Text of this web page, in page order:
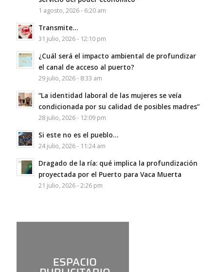
1 agosto, 2026 - 6:20 am
Transmite…
31 julio, 2026 - 12:10 pm
¿Cuál será el impacto ambiental de profundizar
el canal de acceso al puerto?
29 julio, 2026 - 8:33 am
“La identidad laboral de las mujeres se veía
condicionada por su calidad de posibles madres”
28 julio, 2026 - 12:09 pm
Si este no es el pueblo…
24 julio, 2026 - 11:24 am
Dragado de la ría: qué implica la profundización
proyectada por el Puerto para Vaca Muerta
21 julio, 2026 - 2:26 pm